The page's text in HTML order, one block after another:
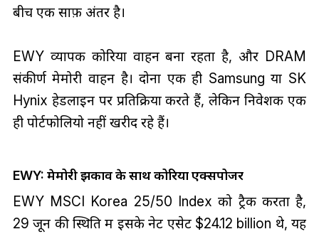
बीच एक साफ़ अंतर है।
EWY व्यापक कोरिया वाहन बना रहता है, और DRAM
संकीर्ण मेमोरी वाहन है। दोनों एक ही Samsung या SK
Hynix हेडलाइन पर प्रतिक्रिया करते हैं, लेकिन निवेशक एक
ही पोर्टफोलियो नहीं खरीद रहे हैं।
EWY: मेमोरी झुकाव के साथ कोरिया एक्सपोजर
EWY MSCI Korea 25/50 Index को ट्रैक करता है,
29 जून की स्थिति में इसके नेट एसेट $24.12 billion थे, यह